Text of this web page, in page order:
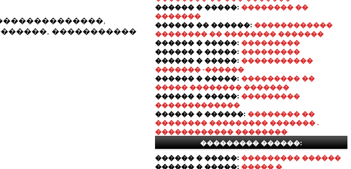
�����������
������ � �����: �������� ��
�������
������ �� ������: ������������
�������� �� �������� �������
������ � �����: ���������
������ � �����: ���������
������ � �����: �����������
������� -������
������ � �����: ��������� ��
����� �������� �������
������ � �����: ���������
�������������
������ � ������: �������� ��
�������� ��������� ������� .
������������ ��������
��������� ������:
������ � �����: ��������� ������
������ � �����: ����� �